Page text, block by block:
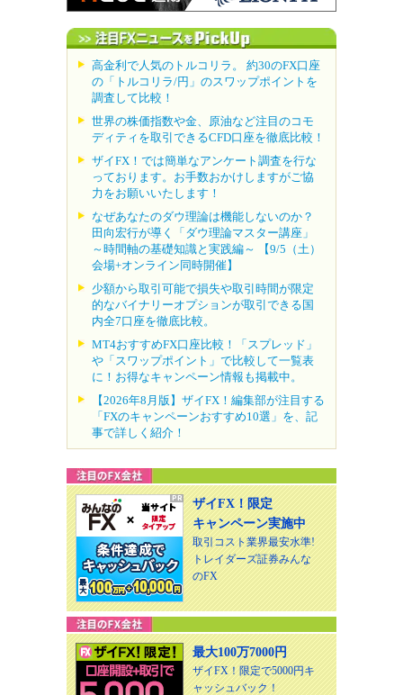
高金利で人気のトルコリラ。 約30のFX口座
の「トルコリラ/円」のスワップポイントを
調査して比較！
世界の株価指数や金、原油など注目のコモ
ディティを取引できるCFD口座を徹底比較！
ザイFX！では簡単なアンケート調査を行な
っております。お手数おかけしますがご協
力をお願いいたします！
なぜあなたのダウ理論は機能しないのか？
田向宏行が導く「ダウ理論マスター講座」
～時間軸の基礎知識と実践編～ 【9/5（土）
会場+オンライン同時開催】
少額から取引可能で損失や取引時間が限定
的なバイナリーオプションが取引できる国
内全7口座を徹底比較。
MT4おすすめFX口座比較！「スプレッド」
や「スワップポイント」で比較して一覧表
に！お得なキャンペーン情報も掲載中。
【2026年8月版】ザイFX！編集部が注目する
「FXのキャンペーンおすすめ10選」を、記
事で詳しく紹介！
ザイFX！限定
キャンペーン実施中
取引コスト業界最安水準!
トレイダーズ証券みんな
のFX
最大100万7000円
ザイFX！限定で5000円キ
ャッシュバック！